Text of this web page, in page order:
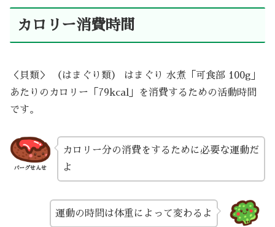
カロリー消費時間
＜貝類＞ （はまぐり類） はまぐり 水煮「可食部 100g」
あたりのカロリー「79kcal」を消費するための活動時間
です。
バーグせんせ
カロリー分の消費をするために必要な運動だ
よ
運動の時間は体重によって変わるよ